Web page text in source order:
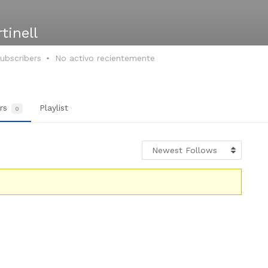
No activo recientemente
0 Playlist
Newest Follows